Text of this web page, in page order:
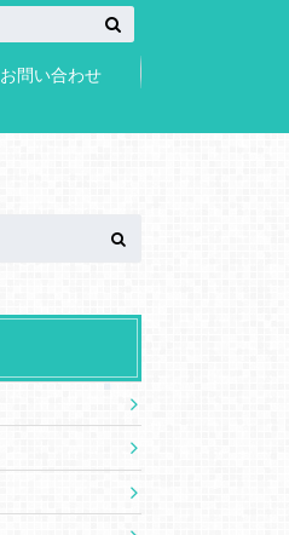
お問い合わせ